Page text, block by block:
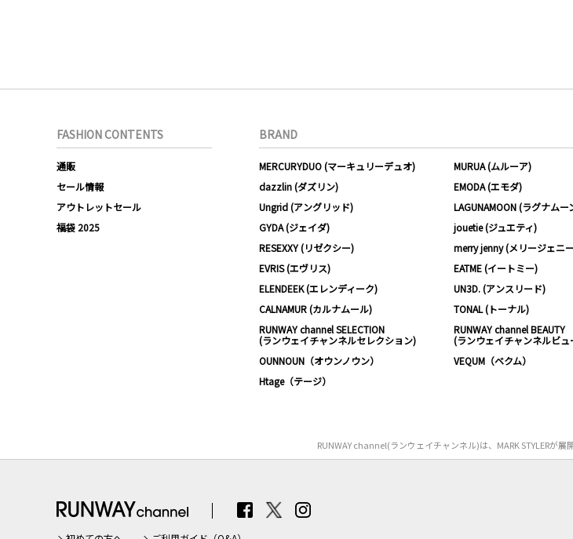
FASHION CONTENTS
通販
セール情報
アウトレットセール
福袋 2025
BRAND
MERCURYDUO (マーキュリーデュオ)
MURUA (ムルーア)
dazzlin (ダズリン)
EMODA (エモダ)
Ungrid (アングリッド)
LAGUNAMOON (ラグナムー
GYDA (ジェイダ)
jouetie (ジュエティ)
RESEXXY (リゼクシー)
merry jenny (メリージェニ
EVRIS (エヴリス)
EATME (イートミー)
ELENDEEK (エレンディーク)
UN3D. (アンスリード)
CALNAMUR (カルナムール)
TONAL (トーナル)
RUNWAY channel SELECTION
(ランウェイチャンネルセレクション)
RUNWAY channel BEAUTY
(ランウェイチャンネルビュ
OUNNOUN（オウンノウン）
VEQUM（ベクム）
Htage（テージ）
RUNWAY channel(ランウェイチャンネル)は、MARK STYLERが展